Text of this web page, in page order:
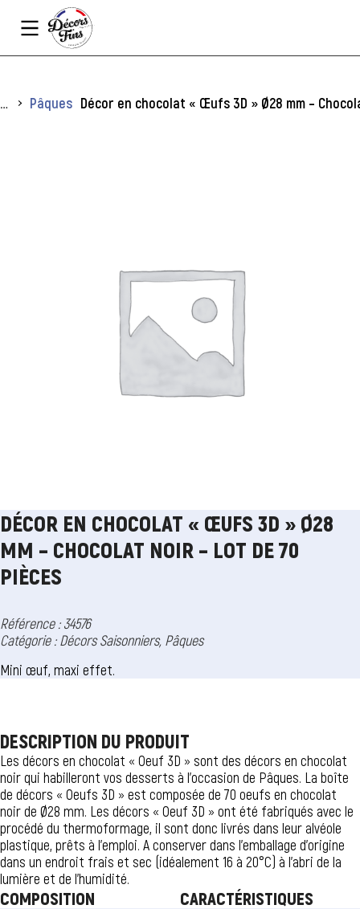
Vous êtes ici :
Pâques Décor en chocolat « Œufs 3D » Ø28 mm –
DÉCOR EN CHOCOLAT « ŒUFS 3D » Ø28
MM – CHOCOLAT NOIR – LOT DE 70
PIÈCES
Référence : 34576
Catégorie :Décors Saisonniers, Pâques
Mini œuf, maxi effet.
DESCRIPTION DU PRODUIT
Les décors en chocolat « Oeuf 3D » sont des décors en chocolat
noir qui habilleront vos desserts à l’occasion de Pâques. La boîte
de décors « Oeufs 3D » est composée de 70 oeufs en chocolat
noir de Ø28 mm. Les décors « Oeuf 3D » ont été fabriqués avec le
procédé du thermoformage, il sont donc livrés dans leur alvéole
plastique, prêts à l’emploi. A conserver dans l’emballage d’origine
dans un endroit frais et sec (idéalement 16 à 20°C) à l’abri de la
lumière et de l’humidité.
COMPOSITION CARACTÉRISTIQUES
Panneau de gestion des cookies